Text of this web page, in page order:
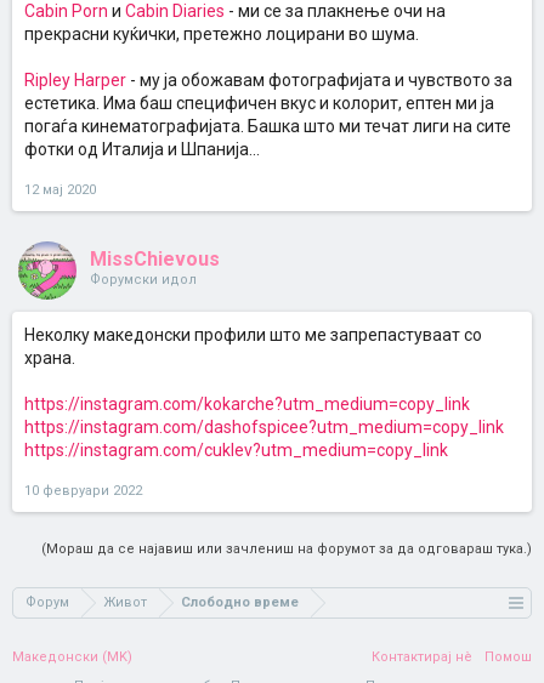
Cabin Porn и Cabin Diaries - ми се за плакнење очи на
прекрасни куќички, претежно лоцирани во шума.
Ripley Harper - му ја обожавам фотографијата и чувството за
естетика. Има баш специфичен вкус и колорит, ептен ми ја
погаѓа кинематографијата. Башка што ми течат лиги на сите
фотки од Италија и Шпанија...
12 мај 2020
MissChievous
Форумски идол
Неколку македонски профили што ме запрепастуваат со
храна.
https://instagram.com/kokarche?utm_medium=copy_link
https://instagram.com/dashofspicee?utm_medium=copy_link
https://instagram.com/cuklev?utm_medium=copy_link
10 февруари 2022
(Мораш да се најавиш или зачлениш на форумот за да одговараш тука.)
Форум Живот Слободно време
Македонски (MK) Контактирај нè
Помош